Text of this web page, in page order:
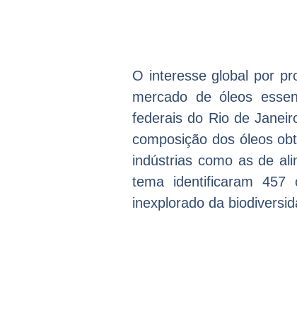
O interesse global por
mercado de óleos
federais do Rio de
composição dos óleos
indústrias como as de
tema identificaram 457
inexplorado da